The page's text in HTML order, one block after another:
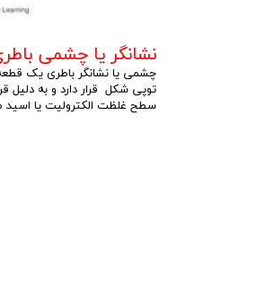
نشانگر یا چشمی
چشمی یا نشانگر باطری یک
سطح غلظت الکترولیت یا اسید